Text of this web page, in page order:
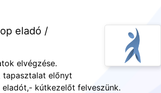
eladó /
elvégzése.
tapasztalat előnyt
kútkezelőt felveszünk.